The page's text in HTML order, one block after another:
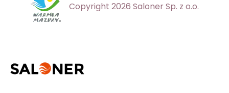
Copyright 2026 Saloner Sp. z o.o.